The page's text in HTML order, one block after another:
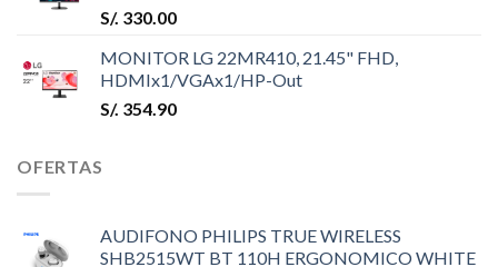
S/. 330.00
MONITOR LG 22MR410, 21.45" FHD,
HDMIx1/VGAx1/HP-Out
S/. 354.90
OFERTAS
AUDIFONO PHILIPS TRUE WIRELESS
SHB2515WT BT 110H ERGONOMICO WHITE